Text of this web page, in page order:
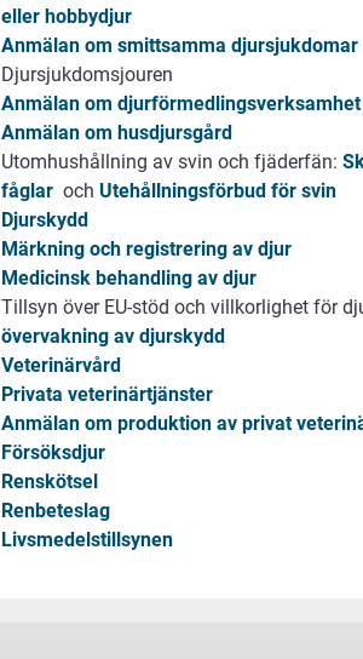
eller hobbydjur
Anmälan om smittsamma djursjukdomar
Djursjukdomsjouren
Anmälan om djurförmedlingsverksamhet
Anmälan om husdjursgård
Utomhushållning av svin och fjäderfän:
fåglar och Utehållningsförbud för svin
Djurskydd
Märkning och registrering av djur
Medicinsk behandling av djur
Tillsyn över EU-stöd och villkorlighet för
övervakning av djurskydd
Veterinärvård
Privata veterinärtjänster
Anmälan om produktion av privat
Försöksdjur
Renskötsel
Renbeteslag
Livsmedelstillsynen